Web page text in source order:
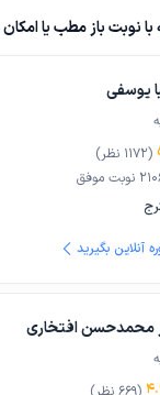
نوبت باز مطب یا
یوسفی
(
1172 نظر)
نوبت موفق
آنلاین بگیرید
محمدحسن افتخاری